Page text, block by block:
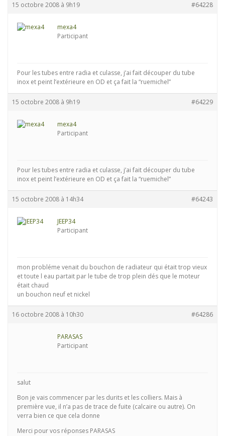
15 octobre 2008 à 9h19 #64228
mexa4
Participant
Pour les tubes entre radia et culasse, j’ai fait découper du tube
inox et peint l’extérieure en OD et ça fait la “ruemichel”
15 octobre 2008 à 9h19 #64229
mexa4
Participant
Pour les tubes entre radia et culasse, j’ai fait découper du tube
inox et peint l’extérieure en OD et ça fait la “ruemichel”
15 octobre 2008 à 14h34 #64243
JEEP34
Participant
mon probléme venait du bouchon de radiateur qui était trop vieux
et toute l eau partait par le tube de trop plein dés que le moteur
était chaud
un bouchon neuf et nickel
16 octobre 2008 à 10h30 #64286
PARASAS
Participant
salut
Bon je vais commencer par les durits et les colliers. Mais à
première vue, il n’a pas de trace de fuite (calcaire ou autre). On
verra bien ce que cela donne
Merci pour vos réponses PARASAS